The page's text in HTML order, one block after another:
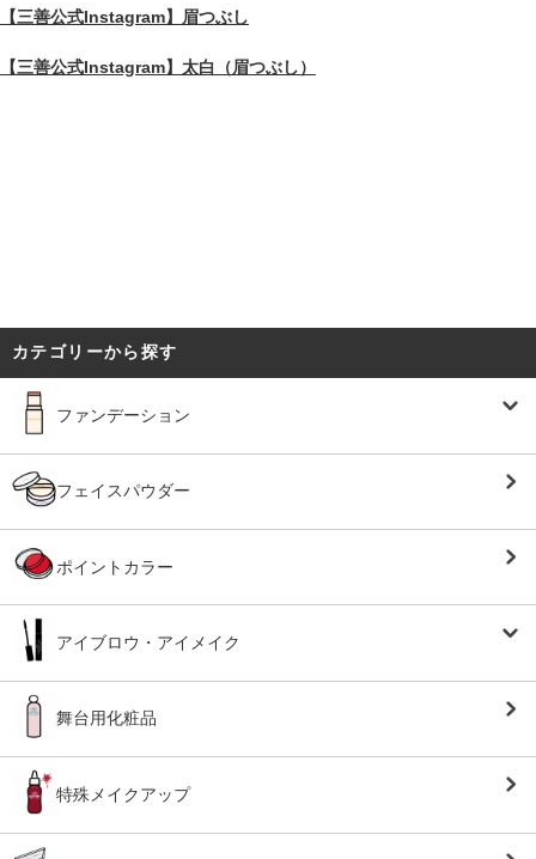
【三善公式Instagram】眉つぶし
【三善公式Instagram】太白（眉つぶし）
カテゴリーから探す
ファンデーション
フェイスパウダー
ポイントカラー
アイブロウ・アイメイク
舞台用化粧品
特殊メイクアップ